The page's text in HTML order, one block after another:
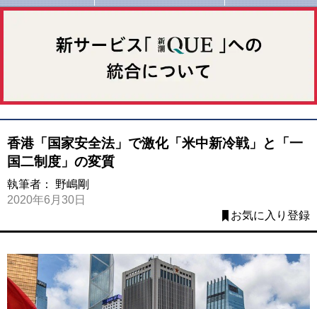
香港「国家安全法」で激化「米中新冷戦」と「一
国二制度」の変質
執筆者： 野嶋剛
2020年6月30日
お気に入り登録